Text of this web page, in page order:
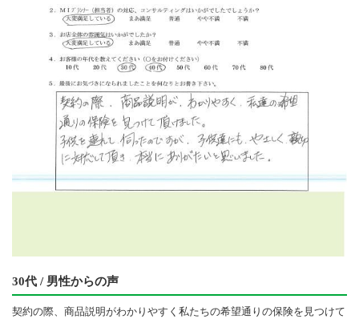
30代 / 男性からの声
契約の際、商品説明がわかりやすく私たちの希望通りの保険を見つけて